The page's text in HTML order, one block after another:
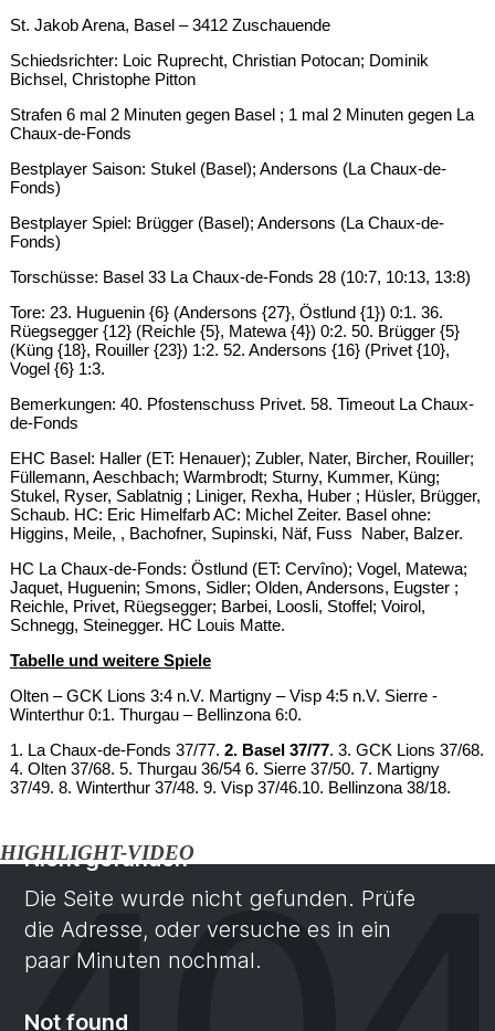
St. Jakob Arena, Basel – 3412 Zuschauende
Schiedsrichter: Loic Ruprecht, Christian Potocan; Dominik
Bichsel, Christophe Pitton
Strafen 6 mal 2 Minuten gegen Basel ; 1 mal 2 Minuten gegen La
Chaux-de-Fonds
Bestplayer Saison: Stukel (Basel); Andersons (La Chaux-de-
Fonds)
Bestplayer Spiel: Brügger (Basel); Andersons (La Chaux-de-
Fonds)
Torschüsse: Basel 33 La Chaux-de-Fonds 28 (10:7, 10:13, 13:8)
Tore: 23. Huguenin {6} (Andersons {27}, Östlund {1}) 0:1. 36.
Rüegsegger {12} (Reichle {5}, Matewa {4}) 0:2. 50. Brügger {5}
(Küng {18}, Rouiller {23}) 1:2. 52. Andersons {16} (Privet {10},
Vogel {6} 1:3.
Bemerkungen: 40. Pfostenschuss Privet. 58. Timeout La Chaux-
de-Fonds
EHC Basel: Haller (ET: Henauer); Zubler, Nater, Bircher, Rouiller;
Füllemann, Aeschbach; Warmbrodt; Sturny, Kummer, Küng;
Stukel, Ryser, Sablatnig ; Liniger, Rexha, Huber ; Hüsler, Brügger,
Schaub. HC: Eric Himelfarb AC: Michel Zeiter. Basel ohne:
Higgins, Meile, , Bachofner, Supinski, Näf, Fuss Naber, Balzer.
HC La Chaux-de-Fonds: Östlund (ET: Cervîno); Vogel, Matewa;
Jaquet, Huguenin; Smons, Sidler; Olden, Andersons, Eugster ;
Reichle, Privet, Rüegsegger; Barbei, Loosli, Stoffel; Voirol,
Schnegg, Steinegger. HC Louis Matte.
Tabelle und weitere Spiele
Olten – GCK Lions 3:4 n.V. Martigny – Visp 4:5 n.V. Sierre -
Winterthur 0:1. Thurgau – Bellinzona 6:0.
1. La Chaux-de-Fonds 37/77. 2. Basel 37/77. 3. GCK Lions 37/68.
4. Olten 37/68. 5. Thurgau 36/54 6. Sierre 37/50. 7. Martigny
37/49. 8. Winterthur 37/48. 9. Visp 37/46.10. Bellinzona 38/18.
HIGHLIGHT-VIDEO